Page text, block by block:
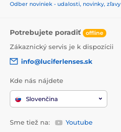
Odber noviniek - udalosti, novinky, zľavy
Potrebujete poradiť offline
Zákaznický servis je k dispozícii
info@luciferlenses.sk
Kde nás nájdete
Slovenčina
Sme tiež na: Youtube